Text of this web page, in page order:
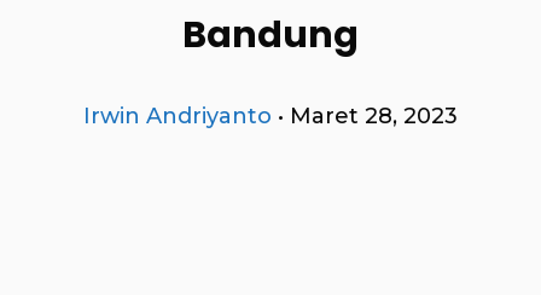
Bandung
Irwin Andriyanto • Maret 28, 2023